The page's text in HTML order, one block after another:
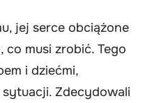
jej serce obciążone
co musi zrobić. Tego
i dziećmi,
Zdecydowali